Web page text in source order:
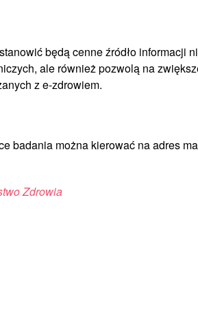
będą cenne źródło informacji
ale również pozwolą na
z e-zdrowiem.
badania można kierować na adres
Zdrowia